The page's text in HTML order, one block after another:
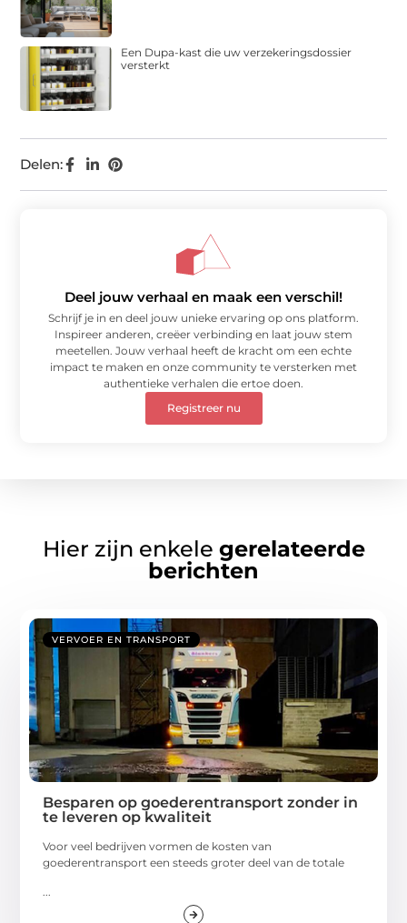
Delen:
Een Dupa-kast die uw verzekeringsdossier
versterkt
Deel jouw verhaal en maak een verschil!
Schrijf je in en deel jouw unieke ervaring op ons platform.
Inspireer anderen, creëer verbinding en laat jouw stem
meetellen. Jouw verhaal heeft de kracht om een echte
impact te maken en onze community te versterken met
authentieke verhalen die ertoe doen.
Registreer nu
Hier zijn enkele gerelateerde
berichten
VERVOER EN TRANSPORT
Besparen op goederentransport zonder in
te leveren op kwaliteit
Voor veel bedrijven vormen de kosten van
goederentransport een steeds groter deel van de totale
...